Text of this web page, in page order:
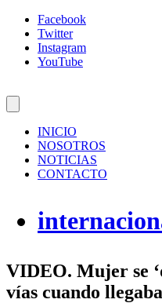
Facebook
Twitter
Instagram
YouTube
INICIO
NOSOTROS
NOTICIAS
CONTACTO
VIDEO. Mujer se
vías cuando